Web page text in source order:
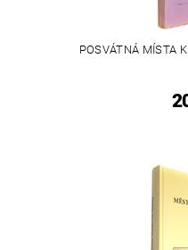
POSVÁTNÁ MÍSTA